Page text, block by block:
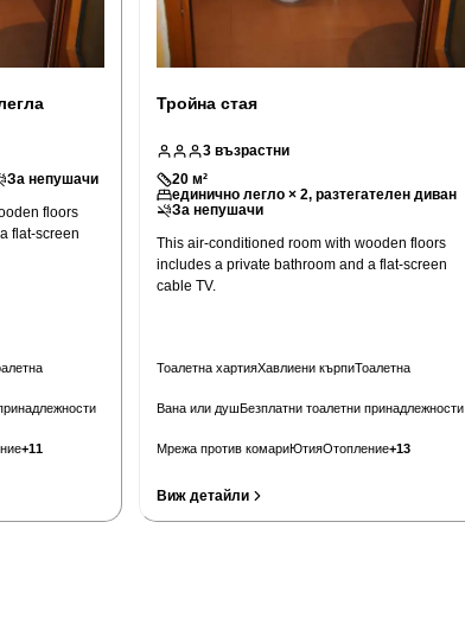
За непушачи
floors
flat-screen
+11
Тройна стая
3 възрастни
20 м²
единично легло × 2, разтегателен диван
За непушачи
This air-conditioned room with wooden floors
includes a private bathroom and a flat-screen
cable TV.
Тоалетна хартияХавлиени кърпиТоалетна
Вана или душБезплатни тоалетни принадлежности
Мрежа против комариЮтияОтопление+13
Виж детайли